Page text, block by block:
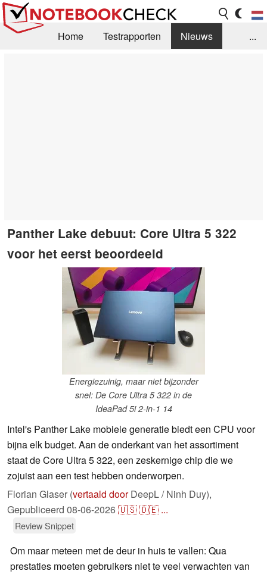
Home Testrapporten
Nieuws
...
Panther Lake debuut: Core Ultra 5 322
voor het eerst beoordeeld
Energiezuinig, maar niet bijzonder
snel: De Core Ultra 5 322 in de
IdeaPad 5i 2-in-1 14
Intel's Panther Lake mobiele generatie biedt een CPU voor
bijna elk budget. Aan de onderkant van het assortiment
staat de Core Ultra 5 322, een zeskernige chip die we
zojuist aan een test hebben onderworpen.
Florian Glaser (vertaald doorDeepL / Ninh Duy),
Gepubliceerd 08-06-2026🇺🇸🇩🇪 ...
Review Snippet
Om maar meteen met de deur in huis te vallen: Qua
prestaties moeten gebruikers niet te veel verwachten van